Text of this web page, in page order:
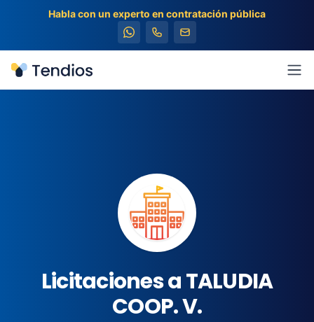
Habla con un experto en contratación pública
Tendios
Licitaciones a TALUDIA
COOP. V.